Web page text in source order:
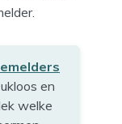
en
welke